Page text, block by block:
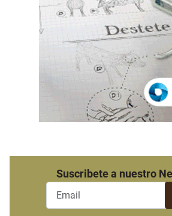
Suscribete a nuestro